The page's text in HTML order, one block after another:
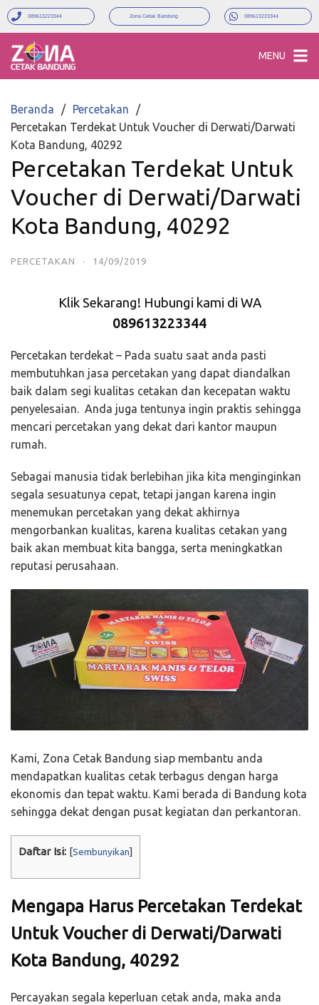
089613223344 Zona Cetak Bandung 089613223344
MENU
Beranda
Percetakan
Percetakan Terdekat Untuk Voucher di Derwati/Darwati
Kota Bandung, 40292
Percetakan Terdekat Untuk
Voucher di Derwati/Darwati
Kota Bandung, 40292
PERCETAKAN · 14/09/2019
Klik Sekarang! Hubungi kami di WA
089613223344
Percetakan terdekat – Pada suatu saat anda pasti
membutuhkan jasa percetakan yang dapat diandalkan
baik dalam segi kualitas cetakan dan kecepatan waktu
penyelesaian. Anda juga tentunya ingin praktis sehingga
mencari percetakan yang dekat dari kantor maupun
rumah.
Sebagai manusia tidak berlebihan jika kita menginginkan
segala sesuatunya cepat, tetapi jangan karena ingin
menemukan percetakan yang dekat akhirnya
mengorbankan kualitas, karena kualitas cetakan yang
baik akan membuat kita bangga, serta meningkatkan
reputasi perusahaan.
Kami, Zona Cetak Bandung siap membantu anda
mendapatkan kualitas cetak terbagus dengan harga
ekonomis dan tepat waktu. Kami berada di Bandung kota
sehingga dekat dengan pusat kegiatan dan perkantoran.
Daftar Isi: [Sembunyikan]
Mengapa Harus Percetakan Terdekat
Untuk Voucher di Derwati/Darwati
Kota Bandung, 40292
Percayakan segala keperluan cetak anda, maka anda